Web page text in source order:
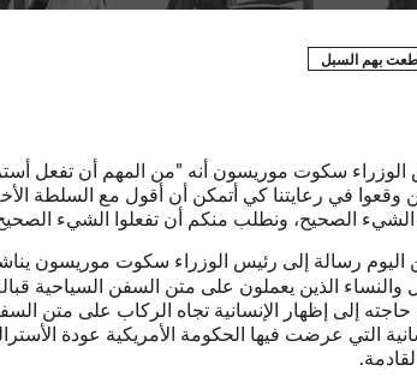
بهم السبل
قال رئيس الوزراء سكوت موريسون أنه "من المهم أن تفعل
وقعوا في رعايتنا كي أتمكن أن أقول مع السلطة
الشيء الصحيح، ونطلب منكم أن تفعلوا الشيء
اليوم رسالة إلى رئيس الوزراء سكوت موريسون
والنساء الذين يعملون على متن السفن السياحية
إلى إظهار الإنسانية تجاه الركاب على متن
التي عرضت فيها الحكومة الأمريكية عودة